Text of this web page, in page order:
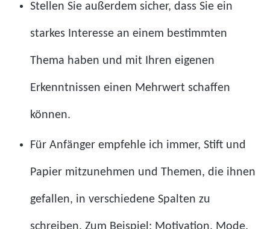
Stellen Sie außerdem sicher, dass Sie ein
starkes Interesse an einem bestimmten
Thema haben und mit Ihren eigenen
Erkenntnissen einen Mehrwert schaffen
können.
Für Anfänger empfehle ich immer, Stift und
Papier mitzunehmen und Themen, die ihnen
gefallen, in verschiedene Spalten zu